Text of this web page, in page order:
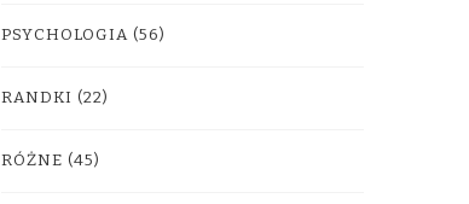
PSYCHOLOGIA (56)
RANDKI (22)
RÓŻNE (45)